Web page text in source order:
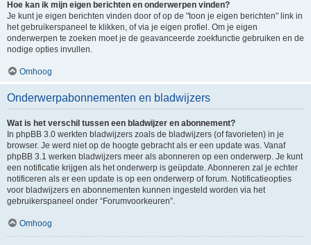
Hoe kan ik mijn eigen berichten en onderwerpen vinden?
Je kunt je eigen berichten vinden door of op de "toon je eigen berichten" link in
het gebruikerspaneel te klikken, of via je eigen profiel. Om je eigen
onderwerpen te zoeken moet je de geavanceerde zoekfunctie gebruiken en de
nodige opties invullen.
Omhoog
Onderwerpabonnementen en bladwijzers
Wat is het verschil tussen een bladwijzer en abonnement?
In phpBB 3.0 werkten bladwijzers zoals de bladwijzers (of favorieten) in je
browser. Je werd niet op de hoogte gebracht als er een update was. Vanaf
phpBB 3.1 werken bladwijzers meer als abonneren op een onderwerp. Je kunt
een notificatie krijgen als het onderwerp is geüpdate. Abonneren zal je echter
notificeren als er een update is op een onderwerp of forum. Notificatieopties
voor bladwijzers en abonnementen kunnen ingesteld worden via het
gebruikerspaneel onder “Forumvoorkeuren”.
Omhoog